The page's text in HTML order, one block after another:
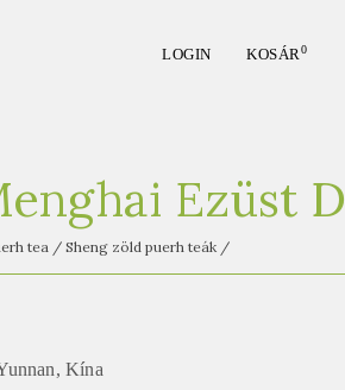
LOGIN KOSÁR0
Ezüst
tea / Sheng zöld puerh teák /
Kína